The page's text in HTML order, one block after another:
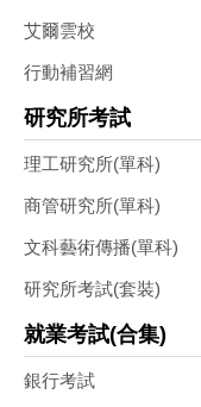
艾爾雲校
行動補習網
研究所考試
理工研究所(單科)
商管研究所(單科)
文科藝術傳播(單科)
研究所考試(套裝)
就業考試(合集)
銀行考試